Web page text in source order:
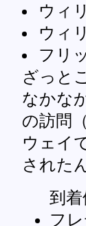
ウィ
ウィ
フリ
ざっと
なかな
の訪問
ウェイ
された
到着
フ